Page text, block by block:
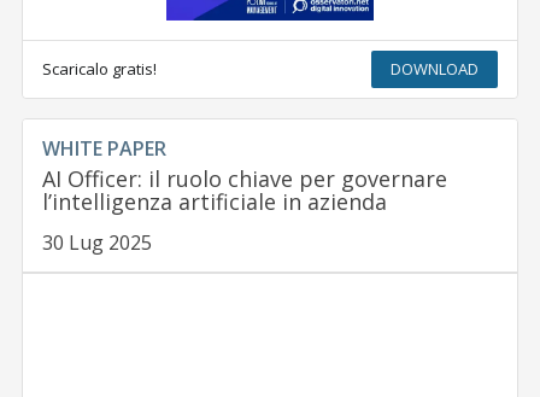
Scaricalo gratis! DOWNLOAD
WHITE PAPER
AI Officer: il ruolo chiave per governare
l’intelligenza artificiale in azienda
30 Lug 2025